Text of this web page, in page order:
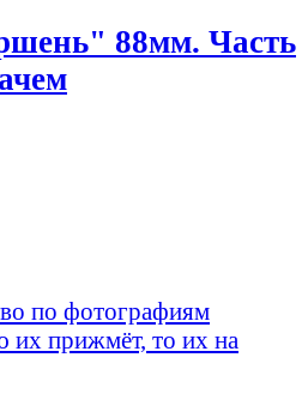
88мм. Часть
по фотографиям
прижмёт, то их на